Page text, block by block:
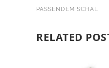
PASSENDEM SCHAL
RELATED